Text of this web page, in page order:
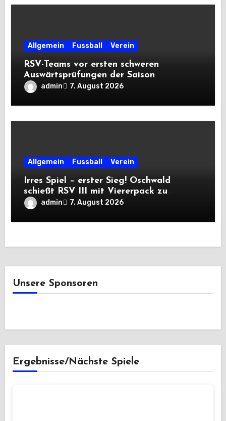
Allgemein Fussball Verein
RSV-Teams vor ersten schweren
Auswärtsprüfungen der Saison
admin 7. August 2026
Allgemein Fussball Verein
Irres Spiel – erster Sieg! Oschwald
schießt RSV III mit Viererpack zu
Premiere
admin 7. August 2026
Unsere Sponsoren
Ergebnisse/Nächste Spiele